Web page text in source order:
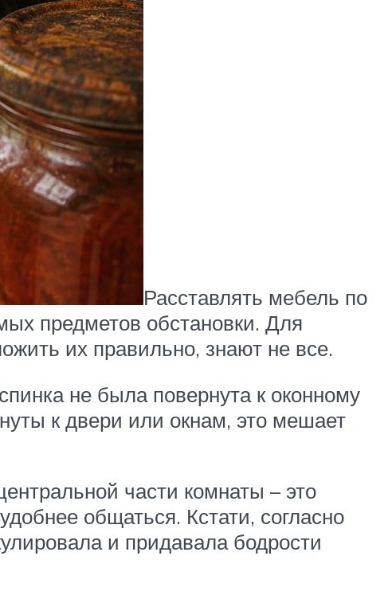
Расставлять мебель по
предметов обстановки. Для
их правильно, знают не все.
не была повернута к оконному
к двери или окнам, это мешает
части комнаты – это
общаться. Кстати, согласно
и придавала бодрости